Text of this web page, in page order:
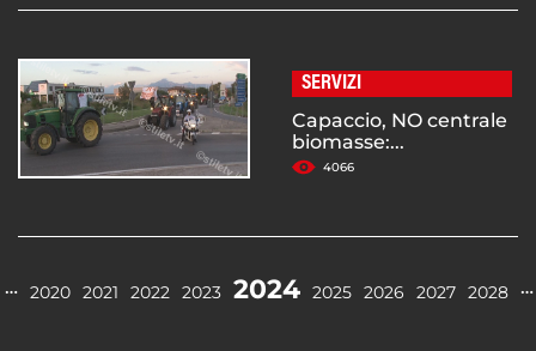
SERVIZI
Capaccio, NO centrale
biomasse:...
4066
… 2020 2021 2022 2023 2024 2025 2026 2027 2028 …